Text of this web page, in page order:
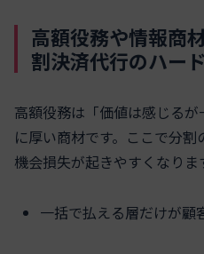
高額役務や情報商
割決済代行のハー
高額役務は「価値は感じる
に厚い商材です。ここで分
機会損失が起きやすくなりま
一括で払える層だけが顧